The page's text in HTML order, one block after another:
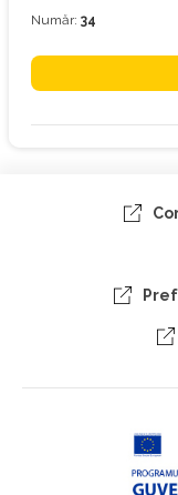
Număr: 34